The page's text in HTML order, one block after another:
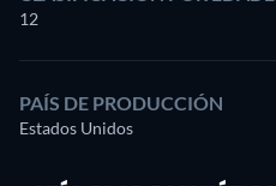
12
PAÍS DE PRODUCCIÓN
Estados Unidos